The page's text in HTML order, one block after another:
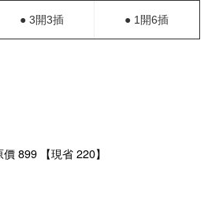
● 3開3插 ● 1開6插
899 【現省 220】